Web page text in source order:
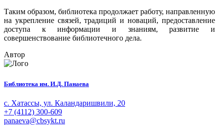
Таким образом, библиотека продолжает работу, направленную
на укрепление связей, традиций и новаций, предоставление
доступа к информации и знаниям, развитие и
совершенствование библиотечного дела.
Автор
Библиотека им. И.Д. Панаева
с. Хатассы, ул. Каландаришвили, 20
+7 (4112) 300-609
panaeva@cbsykt.ru